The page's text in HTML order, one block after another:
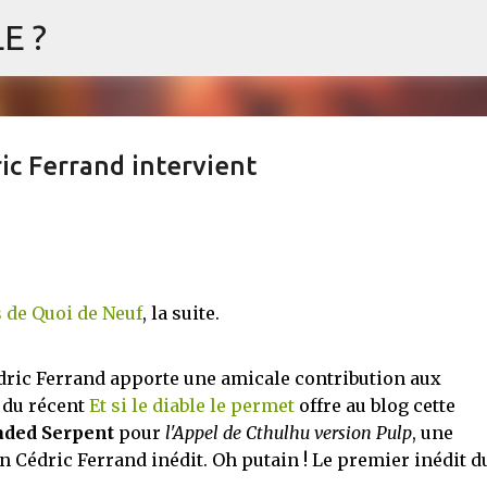
?
réussit un tour de force weird et body-horror qui écoeure un peu, émeut beaucoup et
mettre sous tous les yeux. C'est cela...
Ferrand intervient
de Quoi de Neuf, la suite.
Ferrand apporte une amicale contribution aux
récent Et si le diable le permetoffre au blog cette
Serpentpour l'Appel de Cthulhu version Pulp, une
Cédric Ferrand inédit. Oh putain ! Le premier inédit